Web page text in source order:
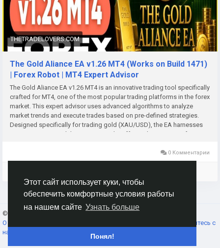
Этот сайт использует куки, чтобы
обеспечить комфортные условия работы
на нашем сайте Узнать больше
Понял!
THETRADELOVERS.COM
The Gold Aliance EA v1.26 MT4 (Works on Build 1471)
| Forex Robot | MT4 Expert Advisor
The Gold Aliance EA v1.26 MT4 is an innovative trading tool specifically
crafted for MT4, one of the most popular trading platforms in the forex
market. This expert advisor uses advanced algorithms to analyze
market trends and execute trades based on pre-defined strategies.
Designed specifically for trading gold (XAU/USD), the EA harnesses
price movements while managing risks effectively. Its primary focus is
0 Комментарии
© 2026 AnimeSocial.SU - Первая аниме сеть!
О нас
Свяжитесь с
нами